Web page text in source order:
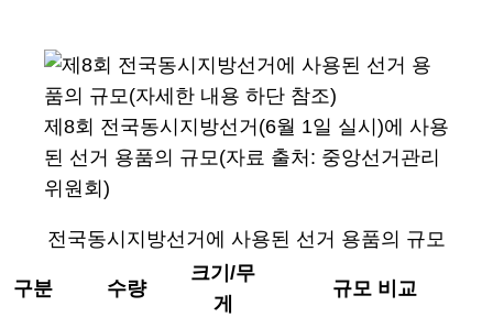
제8회 전국동시지방선거(6월 1일 실시)에 사용
된 선거 용품의 규모(자료 출처: 중앙선거관리
위원회)
전국동시지방선거에 사용된 선거 용품의 규모
구분 수량
크기/무
게
규모 비교